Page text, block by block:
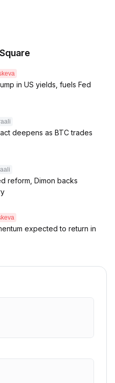
in US yields, fuels Fed
deepens as BTC trades
reform, Dimon backs
expected to return in